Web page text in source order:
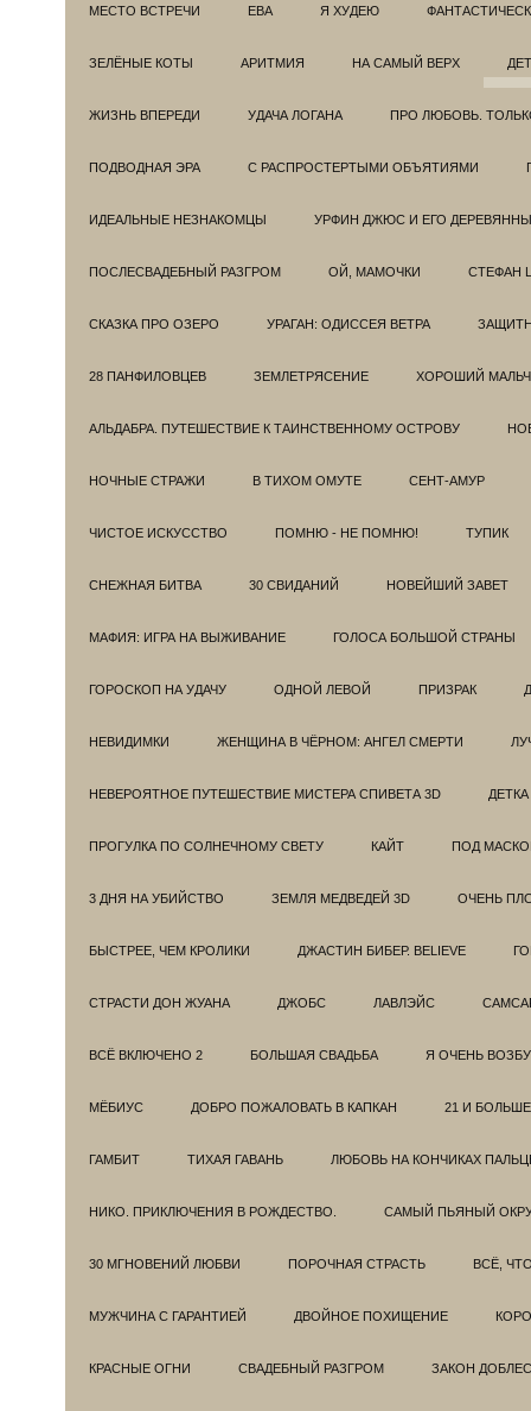
МЕСТО ВСТРЕЧИ ЕВА Я ХУДЕЮ
ЗЕЛЁНЫЕ КОТЫ АРИТМИЯ НА САМЫЙ ВЕРХ
ЖИЗНЬ ВПЕРЕДИ УДАЧА ЛОГАНА ПРО ЛЮБОВЬ.
ПОДВОДНАЯ ЭРА С РАСПРОСТЕРТЫМИ ОБЪЯТИЯМИ
ИДЕАЛЬНЫЕ НЕЗНАКОМЦЫ УРФИН ДЖЮС И ЕГО
ПОСЛЕСВАДЕБНЫЙ РАЗГРОМ ОЙ, МАМОЧКИ СТЕФАН
СКАЗКА ПРО ОЗЕРО УРАГАН: ОДИССЕЯ ВЕТРА
28 ПАНФИЛОВЦЕВ ЗЕМЛЕТРЯСЕНИЕ ХОРОШИЙ
АЛЬДАБРА. ПУТЕШЕСТВИЕ К ТАИНСТВЕННОМУ ОСТРОВУ
НОЧНЫЕ СТРАЖИ В ТИХОМ ОМУТЕ СЕНТ-АМУР
ЧИСТОЕ ИСКУССТВО ПОМНЮ - НЕ ПОМНЮ! ТУПИК
СНЕЖНАЯ БИТВА 30 СВИДАНИЙ НОВЕЙШИЙ ЗАВЕТ
МАФИЯ: ИГРА НА ВЫЖИВАНИЕ ГОЛОСА БОЛЬШОЙ СТРАНЫ
ГОРОСКОП НА УДАЧУ ОДНОЙ ЛЕВОЙ ПРИЗРАК
НЕВИДИМКИ ЖЕНЩИНА В ЧЁРНОМ: АНГЕЛ СМЕРТИ
НЕВЕРОЯТНОЕ ПУТЕШЕСТВИЕ МИСТЕРА СПИВЕТА 3D ДЕТКА
ПРОГУЛКА ПО СОЛНЕЧНОМУ СВЕТУ КАЙТ ПОД
3 ДНЯ НА УБИЙСТВО ЗЕМЛЯ МЕДВЕДЕЙ 3D ОЧЕНЬ
БЫСТРЕЕ, ЧЕМ КРОЛИКИ ДЖАСТИН БИБЕР. BELIEVE
СТРАСТИ ДОН ЖУАНА ДЖОБС ЛАВЛЭЙС
ВСЁ ВКЛЮЧЕНО 2 БОЛЬШАЯ СВАДЬБА Я ОЧЕНЬ
МЁБИУС ДОБРО ПОЖАЛОВАТЬ В КАПКАН 21 И БОЛЬШЕ
ГАМБИТ ТИХАЯ ГАВАНЬ ЛЮБОВЬ НА КОНЧИКАХ
НИКО. ПРИКЛЮЧЕНИЯ В РОЖДЕСТВО. САМЫЙ ПЬЯНЫЙ
30 МГНОВЕНИЙ ЛЮБВИ ПОРОЧНАЯ СТРАСТЬ ВСЁ,
МУЖЧИНА С ГАРАНТИЕЙ ДВОЙНОЕ ПОХИЩЕНИЕ
КРАСНЫЕ ОГНИ СВАДЕБНЫЙ РАЗГРОМ ЗАКОН